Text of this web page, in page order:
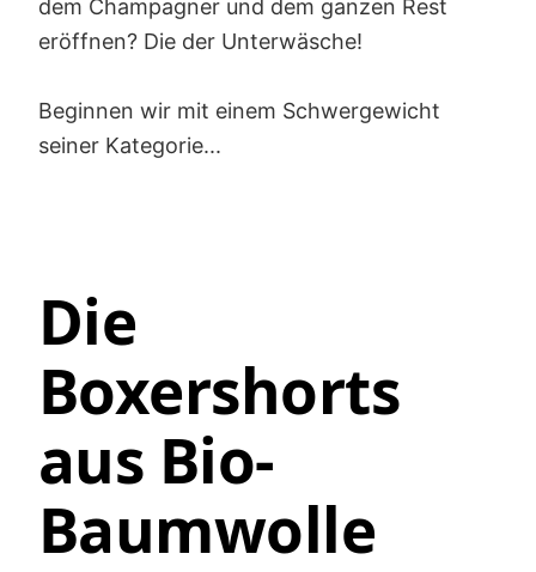
dem Champagner und dem ganzen Rest
eröffnen? Die der Unterwäsche!
Beginnen wir mit einem Schwergewicht
seiner Kategorie...
Die
Boxershorts
aus Bio-
Baumwolle